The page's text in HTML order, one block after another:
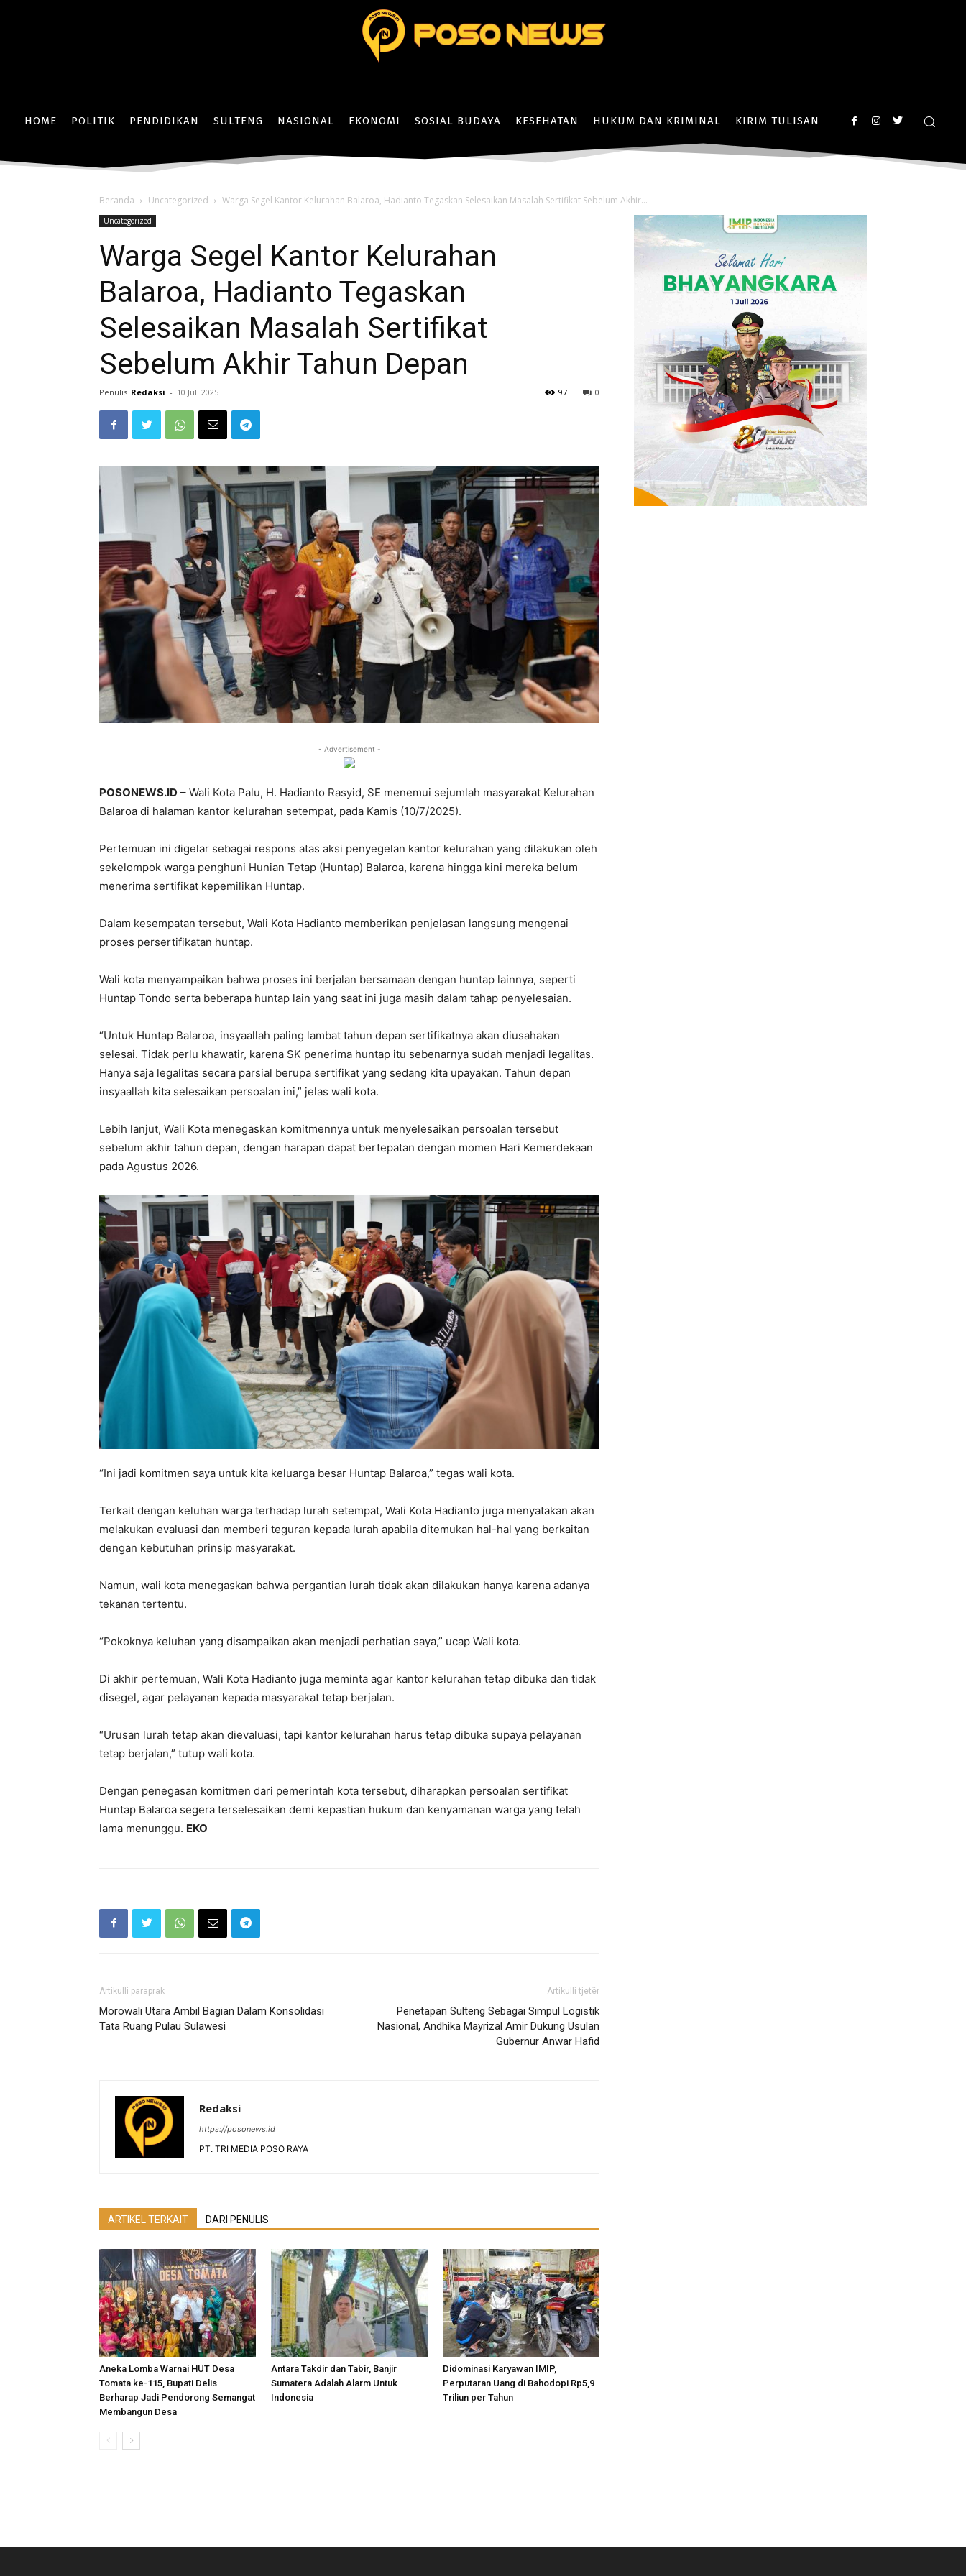
HOME POLITIK PENDIDIKAN SULTENG NASIONAL EKONOMI SOSIAL BUDAYA KESEHATAN HUKUM DAN KRIMINAL KIRIM TULISAN
Beranda Uncategorized Warga Segel Kantor Kelurahan Balaroa, Hadianto Tegaskan Selesaikan Masalah Sertifikat Sebelum Akhir...
Uncategorized
Warga Segel Kantor Kelurahan
Balaroa, Hadianto Tegaskan
Selesaikan Masalah Sertifikat
Sebelum Akhir Tahun Depan
Penulis Redaksi - 10 Juli 2025 0
97
- Advertisement -
POSONEWS.ID – Wali Kota Palu, H. Hadianto Rasyid, SE menemui sejumlah masyarakat Kelurahan
Balaroa di halaman kantor kelurahan setempat, pada Kamis (10/7/2025).
Pertemuan ini digelar sebagai respons atas aksi penyegelan kantor kelurahan yang dilakukan oleh
sekelompok warga penghuni Hunian Tetap (Huntap) Balaroa, karena hingga kini mereka belum
menerima sertifikat kepemilikan Huntap.
Dalam kesempatan tersebut, Wali Kota Hadianto memberikan penjelasan langsung mengenai
proses persertifikatan huntap.
Wali kota menyampaikan bahwa proses ini berjalan bersamaan dengan huntap lainnya, seperti
Huntap Tondo serta beberapa huntap lain yang saat ini juga masih dalam tahap penyelesaian.
“Untuk Huntap Balaroa, insyaallah paling lambat tahun depan sertifikatnya akan diusahakan
selesai. Tidak perlu khawatir, karena SK penerima huntap itu sebenarnya sudah menjadi legalitas.
Hanya saja legalitas secara parsial berupa sertifikat yang sedang kita upayakan. Tahun depan
insyaallah kita selesaikan persoalan ini,” jelas wali kota.
Lebih lanjut, Wali Kota menegaskan komitmennya untuk menyelesaikan persoalan tersebut
sebelum akhir tahun depan, dengan harapan dapat bertepatan dengan momen Hari Kemerdekaan
pada Agustus 2026.
“Ini jadi komitmen saya untuk kita keluarga besar Huntap Balaroa,” tegas wali kota.
Terkait dengan keluhan warga terhadap lurah setempat, Wali Kota Hadianto juga menyatakan akan
melakukan evaluasi dan memberi teguran kepada lurah apabila ditemukan hal-hal yang berkaitan
dengan kebutuhan prinsip masyarakat.
Namun, wali kota menegaskan bahwa pergantian lurah tidak akan dilakukan hanya karena adanya
tekanan tertentu.
“Pokoknya keluhan yang disampaikan akan menjadi perhatian saya,” ucap Wali kota.
Di akhir pertemuan, Wali Kota Hadianto juga meminta agar kantor kelurahan tetap dibuka dan tidak
disegel, agar pelayanan kepada masyarakat tetap berjalan.
“Urusan lurah tetap akan dievaluasi, tapi kantor kelurahan harus tetap dibuka supaya pelayanan
tetap berjalan,” tutup wali kota.
Dengan penegasan komitmen dari pemerintah kota tersebut, diharapkan persoalan sertifikat
Huntap Balaroa segera terselesaikan demi kepastian hukum dan kenyamanan warga yang telah
lama menunggu. EKO
Artikulli paraprak
Morowali Utara Ambil Bagian Dalam Konsolidasi
Tata Ruang Pulau Sulawesi
Artikulli tjetër
Penetapan Sulteng Sebagai Simpul Logistik
Nasional, Andhika Mayrizal Amir Dukung Usulan
Gubernur Anwar Hafid
Redaksi
https://posonews.id
PT. TRI MEDIA POSO RAYA
ARTIKEL TERKAIT DARI PENULIS
Aneka Lomba Warnai HUT Desa
Tomata ke-115, Bupati Delis
Berharap Jadi Pendorong Semangat
Membangun Desa
Antara Takdir dan Tabir, Banjir
Sumatera Adalah Alarm Untuk
Indonesia
Didominasi Karyawan IMIP,
Perputaran Uang di Bahodopi Rp5,9
Triliun per Tahun